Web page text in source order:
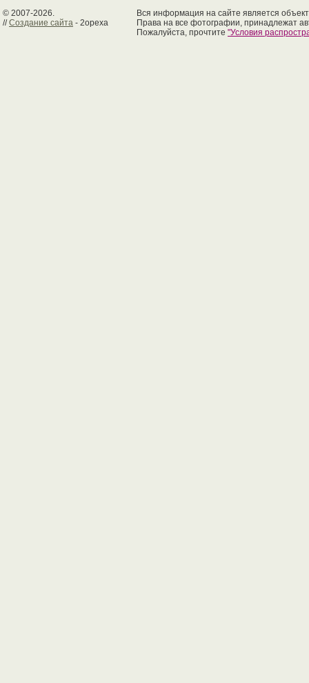
© 2007-2026.
//Создание сайта - 2opexa
Вся информация на сайте является
Права на все фотографии, принадлежат
Пожалуйста, прочтите "Условия